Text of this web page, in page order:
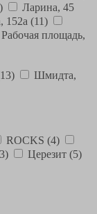
Ларина, 45
152а (11)
Рабочая площадь,
Шмидта,
ROCKS (4)
Церезит (5)